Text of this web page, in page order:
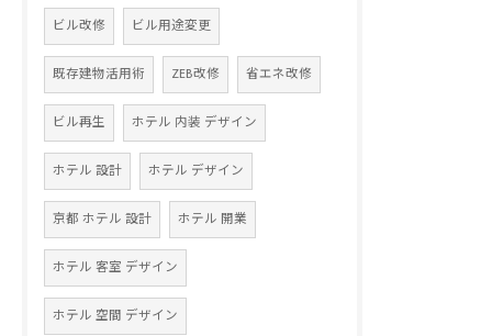
ビル改修 ビル用途変更
既存建物活用術 ZEB改修 省エネ改修
ビル再生 ホテル 内装 デザイン
ホテル 設計 ホテル デザイン
京都 ホテル 設計 ホテル 開業
ホテル 客室 デザイン
ホテル 空間 デザイン